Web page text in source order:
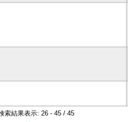
索結果表示: 26 - 45 / 45